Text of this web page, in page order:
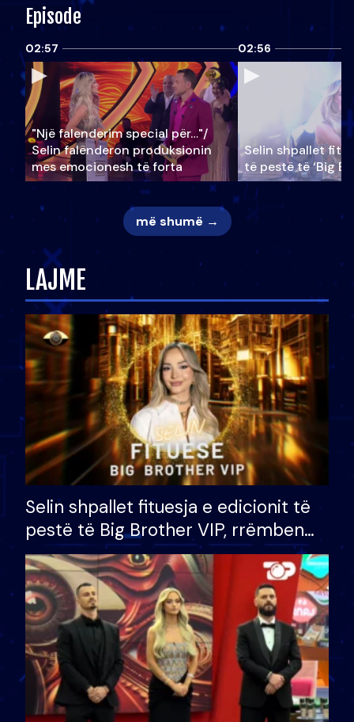
Episode
02:57
"Një falenderim special për…"/
Selin falënderon produksionin
mes emocionesh të forta
02:56
Selin shpallet
të pestë të ‘Big
më shumë →
LAJME
Selin shpallet fituesja e edicionit të
pestë të Big Brother VIP, rrëmben
çmimin e madh prej 100 mijë eurosh